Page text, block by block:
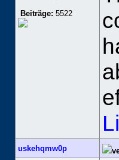
Beiträge: 5522
uskehqmw0p